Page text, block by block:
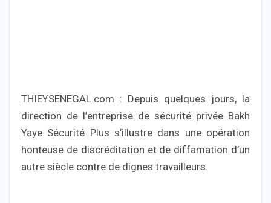
THIEYSENEGAL.com : Depuis quelques jours, la
direction de l’entreprise de sécurité privée Bakh
Yaye Sécurité Plus s’illustre dans une opération
honteuse de discréditation et de diffamation d’un
autre siècle contre de dignes travailleurs.